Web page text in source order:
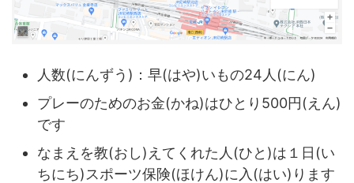
人数(にんずう)：早(はや)いもの24人(にん)
プレーのためのお金(かね)はひとり500円(えん)
です
なまえを教(おし)えてくれた人(ひと)は１日(い
ちにち)スポーツ保険(ほけん)に入(はい)ります